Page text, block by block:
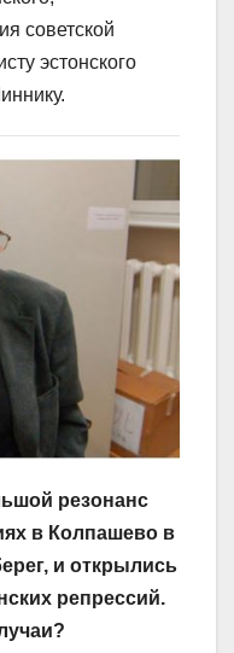
советской
эстонского
резонанс
в Колпашево в
и открылись
репрессий.